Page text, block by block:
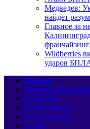
Медведев:
найдет
Главное за
Wildberries
ударов
Главная
Мировая
Общество
Недвижимость
Путешествия
Спорт